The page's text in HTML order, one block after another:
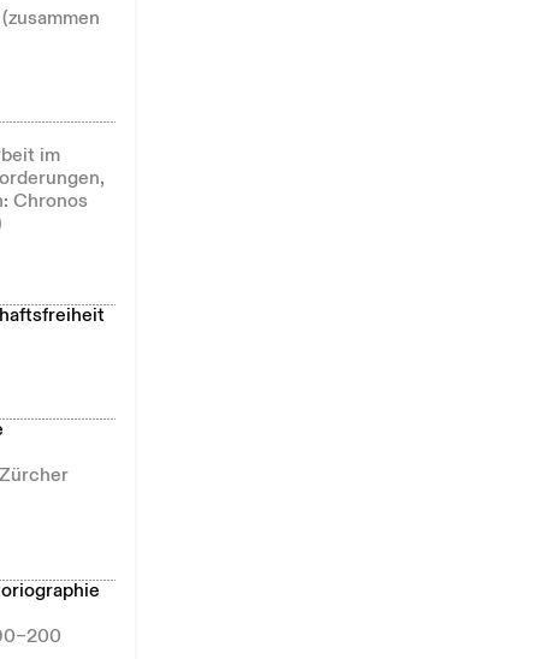
im
Chronos